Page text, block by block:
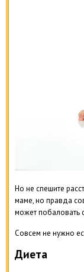
Но не спешите
маме, но правда
может побаловать
Совсем не нужно
Диета